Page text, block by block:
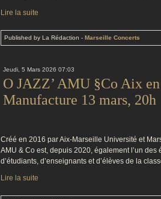
Lire la suite
Published by La Rédaction - Marseille Concerts
Jeudi, 5 Mars 2026 07:03
O JAZZ’ AMU §Co Aix
Manufacture 13 mars, 20h
Créé en 2016 par Aix-Marseille Université et
AMU & Co est, depuis 2020, également l’un
d’étudiants, d’enseignants et d’élèves de la
Lire la suite